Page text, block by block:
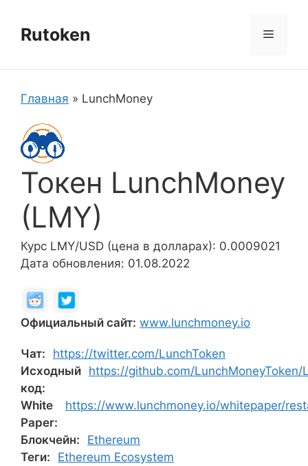
содержимому
Rutoken Меню
Главная » LunchMoney
Токен LunchMoney
(LMY)
Курс LMY/USD (цена в долларах): 0.0009021
Дата обновления: 01.08.2022
Официальный сайт: www.lunchmoney.io
Чат:
https://twitter.com/LunchToken
Исходный
код:
https://github.com/LunchMoneyToken/
White
Paper:
https://www.lunchmoney.io/whitepaper/
Блокчейн:
Ethereum
Теги:
Ethereum Ecosystem